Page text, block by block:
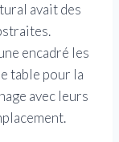
avait des
encadré les
table pour la
avec leurs